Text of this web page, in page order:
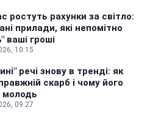
ростуть рахунки за світло:
прилади, які непомітно
ваші гроші
10:15
речі знову в тренді: як
скарб і чому його
молодь
09:27